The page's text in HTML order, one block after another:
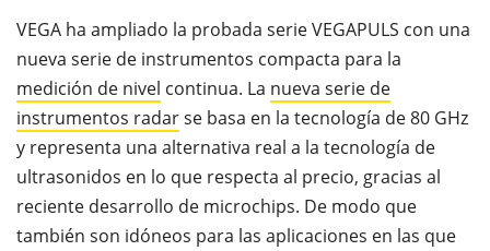
VEGA ha ampliado la probada serie VEGAPULS con una
nueva serie de instrumentos compacta para la
medición de nivel continua. La nueva serie de
instrumentos radarse basa en la tecnología de 80 GHz
y representa una alternativa real a la tecnología de
ultrasonidos en lo que respecta al precio, gracias al
reciente desarrollo de microchips. De modo que
también son idóneos para las aplicaciones en las que